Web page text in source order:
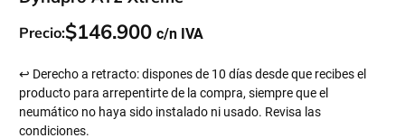
Precio:$146.900
↩ Derecho a retracto: dispones de 10 días desde que recibes el
producto para arrepentirte de la compra, siempre que el
neumático no haya sido instalado ni usado. Revisa las
condiciones.